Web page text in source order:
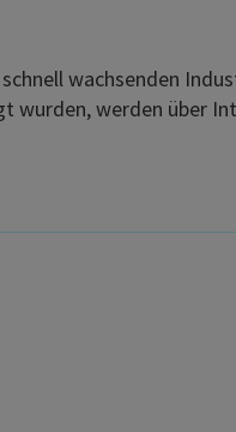
wachsenden
wurden, werden über